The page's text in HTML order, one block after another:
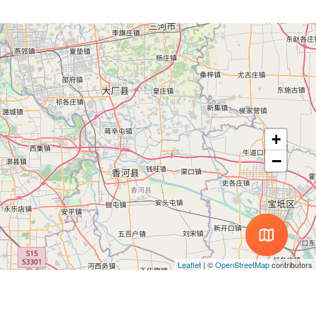
+
−
Leaflet | ©OpenStreetMapcontributors